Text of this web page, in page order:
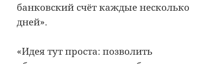
банковский счёт каждые несколько
дней».
«Идея тут проста: позволить